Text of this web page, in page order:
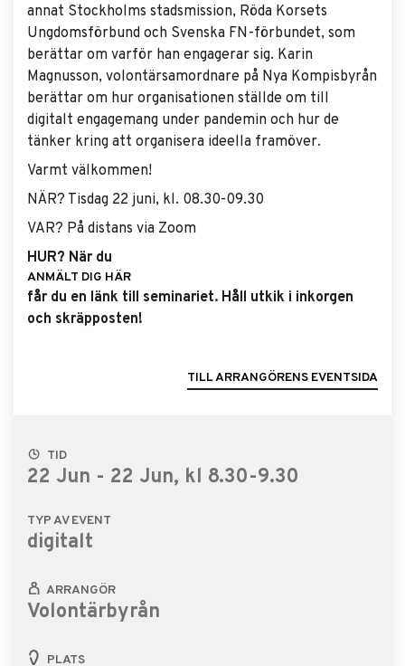
TID
22 Jun - 22 Jun, kl 8.30-9.30
TYP AV EVENT
digitalt
ARRANGÖR
Volontärbyrån
PLATS
annat Stockholms stadsmission, Röda Korsets
Ungdomsförbund och Svenska FN-förbundet, som
berättar om varför han engagerar sig. Karin
Magnusson, volontärsamordnare på Nya Kompisbyrån
berättar om hur organisationen ställde om till
digitalt engagemang under pandemin och hur de
tänker kring att organisera ideella framöver.
Varmt välkommen!
NÄR? Tisdag 22 juni, kl. 08.30-09.30
VAR? På distans via Zoom
HUR? När du
ANMÄLT DIG HÄR
får du en länk till seminariet. Håll utkik i inkorgen
och skräpposten!
TILL ARRANGÖRENS EVENTSIDA